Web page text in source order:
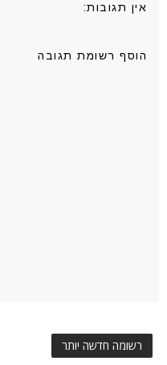
אין תגובות:
הוסף רשומת תגובה
רשומה חדשה יותר